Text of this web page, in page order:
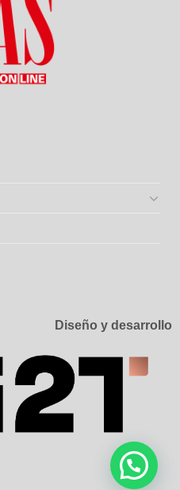
Diseño y desarrollo